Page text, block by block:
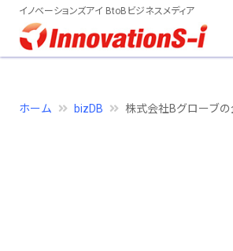
イノベーションズアイ BtoBビジネスメディア
ホーム bizDB 株式会社Bグローブ